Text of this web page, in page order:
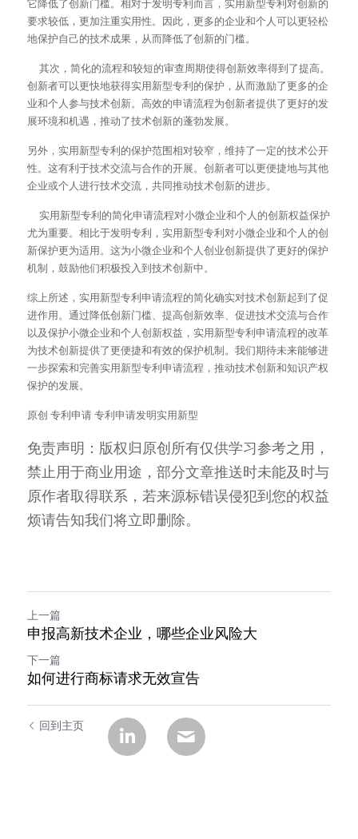
它降低了创新门槛。相对于发明专利而言，实用新型专利对创新的
要求较低，更加注重实用性。因此，更多的企业和个人可以更轻松
地保护自己的技术成果，从而降低了创新的门槛。
创新者可以更快地获得实用新型专利的保护，从而激励了更多的企
业和个人参与技术创新。高效的申请流程为创新者提供了更好的发
展环境和机遇，推动了技术创新的蓬勃发展。
另外，实用新型专利的保护范围相对较窄，维持了一定的技术公开
性。这有利于技术交流与合作的开展。创新者可以更便捷地与其他
企业或个人进行技术交流，共同推动技术创新的进步。
尤为重要。相比于发明专利，实用新型专利对小微企业和个人的创
新保护更为适用。这为小微企业和个人创业创新提供了更好的保护
机制，鼓励他们积极投入到技术创新中。
综上所述，实用新型专利申请流程的简化确实对技术创新起到了促
进作用。通过降低创新门槛、提高创新效率、促进技术交流与合作
以及保护小微企业和个人创新权益，实用新型专利申请流程的改革
为技术创新提供了更便捷和有效的保护机制。我们期待未来能够进
一步探索和完善实用新型专利申请流程，推动技术创新和知识产权
保护的发展。
原创 专利申请 专利申请发明实用新型
免责声明：版权归原创所有仅供学习参考之用，
禁止用于商业用途，部分文章推送时未能及时与
原作者取得联系，若来源标错误侵犯到您的权益
烦请告知我们将立即删除。
上一篇
申报高新技术企业，哪些企业风险大
下一篇
如何进行商标请求无效宣告
回到主页